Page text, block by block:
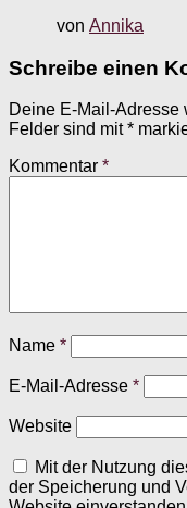
von Annika
Schreibe einen
Deine E-Mail-Adresse
Felder sind mit*
Kommentar *
Name *
E-Mail-Adresse *
Website
Mit der Nutzung
der Speicherung und